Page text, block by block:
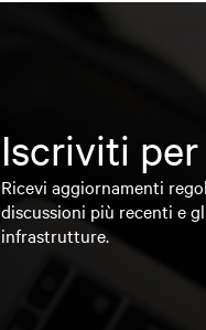
Iscriviti
Ricevi aggiornamenti
discussioni più recenti e
infrastrutture.